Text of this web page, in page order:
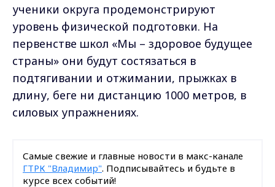
ученики округа продемонстрируют
уровень физической подготовки. На
первенстве школ «Мы – здоровое будущее
страны» они будут состязаться в
подтягивании и отжимании, прыжках в
длину, беге ни дистанцию 1000 метров, в
силовых упражнениях.
Самые свежие и главные новости в макс-канале
ГТРК "Владимир". Подписывайтесь и будьте в
курсе всех событий!